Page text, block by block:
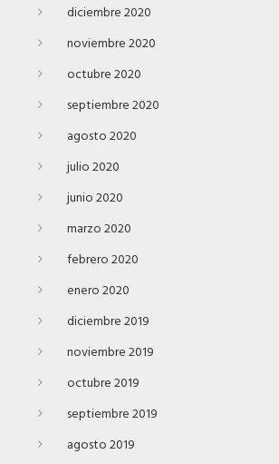
diciembre 2020
noviembre 2020
octubre 2020
septiembre 2020
agosto 2020
julio 2020
junio 2020
marzo 2020
febrero 2020
enero 2020
diciembre 2019
noviembre 2019
octubre 2019
septiembre 2019
agosto 2019